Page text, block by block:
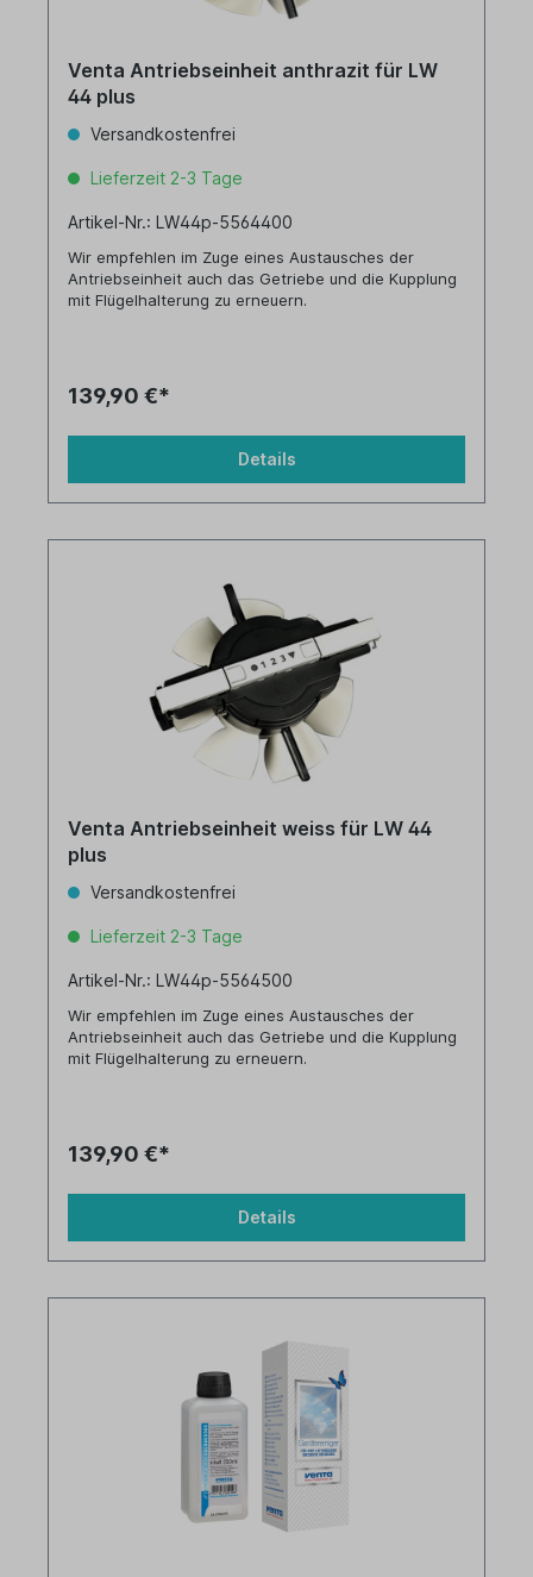
Venta Antriebseinheit anthrazit für LW
44 plus
Versandkostenfrei
Lieferzeit 2-3 Tage
Artikel-Nr.: LW44p-5564400
Wir empfehlen im Zuge eines Austausches der
Antriebseinheit auch das Getriebe und die Kupplung
mit Flügelhalterung zu erneuern.
139,90 €*
Details
Venta Antriebseinheit weiss für LW 44
plus
Versandkostenfrei
Lieferzeit 2-3 Tage
Artikel-Nr.: LW44p-5564500
Wir empfehlen im Zuge eines Austausches der
Antriebseinheit auch das Getriebe und die Kupplung
mit Flügelhalterung zu erneuern.
139,90 €*
Details